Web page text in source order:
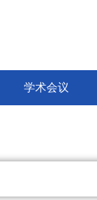
学术会议